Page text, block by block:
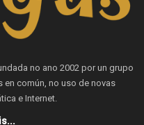
no ano 2002 por un grupo
en común, no uso de novas
e Internet.